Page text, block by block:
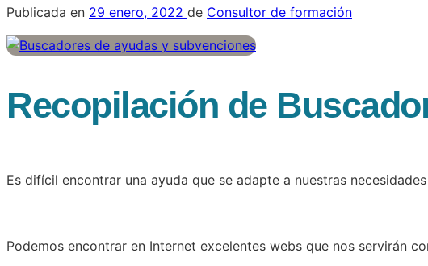
Publicada en 29 enero, 2022 de Consultor de formación
Recopilación de
Es difícil encontrar una ayuda que se adapte a nuestras
Podemos encontrar en Internet excelentes webs que nos servirán